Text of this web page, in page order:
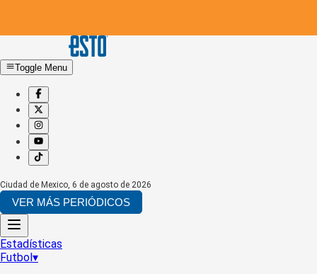
Toggle Menu
Ciudad de Mexico, 6 de agosto de 2026
VER MÁS PERIÓDICOS
Estadísticas
Futbol▾